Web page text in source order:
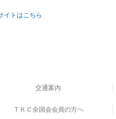
交通案内
ＴＫＣ全国会会員の方へ